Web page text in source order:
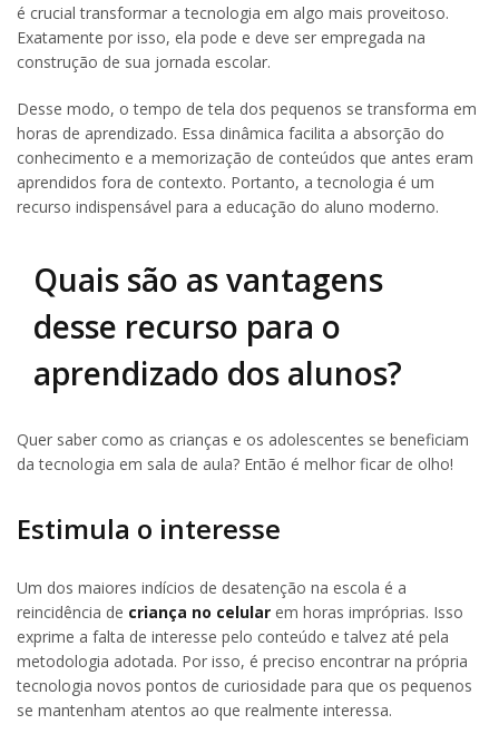
é crucial transformar a tecnologia em algo mais proveitoso.
Exatamente por isso, ela pode e deve ser empregada na
construção de sua jornada escolar.
Desse modo, o tempo de tela dos pequenos se transforma em
horas de aprendizado. Essa dinâmica facilita a absorção do
conhecimento e a memorização de conteúdos que antes eram
aprendidos fora de contexto. Portanto, a tecnologia é um
recurso indispensável para a educação do aluno moderno.
Quais são as vantagens
desse recurso para o
aprendizado dos alunos?
Quer saber como as crianças e os adolescentes se beneficiam
da tecnologia em sala de aula? Então é melhor ficar de olho!
Estimula o interesse
Um dos maiores indícios de desatenção na escola é a
reincidência de criança no celular em horas impróprias. Isso
exprime a falta de interesse pelo conteúdo e talvez até pela
metodologia adotada. Por isso, é preciso encontrar na própria
tecnologia novos pontos de curiosidade para que os pequenos
se mantenham atentos ao que realmente interessa.